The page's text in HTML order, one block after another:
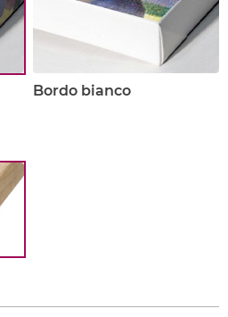
Bordo bianco